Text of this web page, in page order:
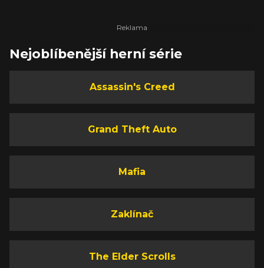
Nejoblíbenější herní série
Assassin's Creed
Grand Theft Auto
Mafia
Zaklínač
The Elder Scrolls